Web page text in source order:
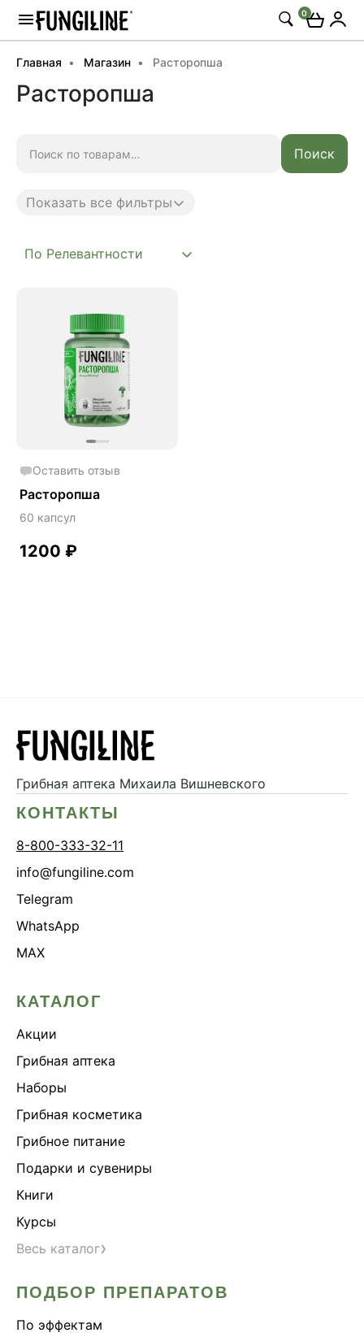
0
Главная Магазин Расторопша
Расторопша
Поиск
Показать все фильтры
Daily
Mushroom
Phyto
Premium
Solution
Антипаразит
Антистресс
Дикий ямс
Желчегонное
Женское здоровье
Зависимости
Защита печени
Зверобой
Здоровое пищеварение
Здоровые суставы
Здоровый микробиом
Здоровье легких
Здоровье почек
Йохимбе
Каштан конский
Китайский кордицепс
Кордицепс
Косметика
Крепкие кости
Либидо
Оставить отзыв
Расторопша
60 капсул
1200 ₽
Грибная аптека Михаила Вишневского
КОНТАКТЫ
8-800-333-32-11
info@fungiline.com
Telegram
WhatsApp
MAX
КАТАЛОГ
Акции
Грибная аптека
Наборы
Грибная косметика
Грибное питание
Подарки и сувениры
Книги
Курсы
Весь каталог›
ПОДБОР ПРЕПАРАТОВ
По эффектам